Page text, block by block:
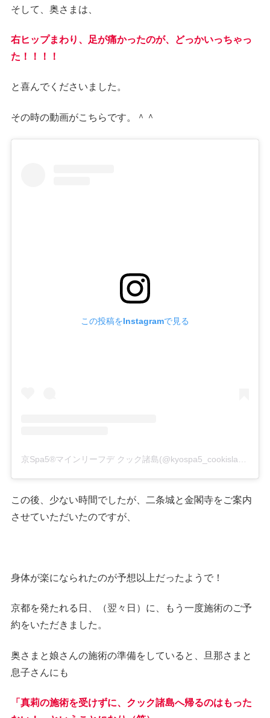
そして、奥さまは、
右ヒップまわり、足が痛かったのが、どっかいっちゃっ
た！！！！
と喜んでくださいました。
その時の動画がこちらです。＾＾
この投稿をInstagramで見る
この後、少ない時間でしたが、二条城と金閣寺をご案内
させていただいたのですが、
身体が楽になられたのが予想以上だったようで！
京都を発たれる日、（翌々日）に、もう一度施術のご予
約をいただきました。
奥さまと娘さんの施術の準備をしていると、旦那さまと
息子さんにも
「真莉の施術を受けずに、クック諸島へ帰るのはもった